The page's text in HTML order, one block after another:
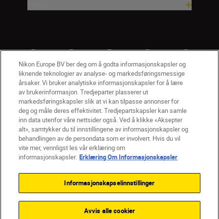
NO Nikon Sites
Kontakt oss Personvernerklæring
Vilkår og betingelser for Nikon Store
Erklæring Om Informasjonskapsler
Tilgjengelighet
Innstillinger for informasjonskapsler
Nikon Europe BV ber deg om å godta informasjonskapsler og
liknende teknologier av analyse- og markedsføringsmessige
årsaker. Vi bruker analytiske informasjonskapsler for å lære
av brukerinformasjon. Tredjeparter plasserer ut
markedsføringskapsler slik at vi kan tilpasse annonser for
deg og måle deres effektivitet. Tredjepartskapsler kan samle
inn data utenfor våre nettsider også. Ved å klikke «Aksepter
alt», samtykker du til innstillingene av informasjonskapsler og
behandlingen av de persondata som er involvert. Hvis du vil
vite mer, vennligst les vår erklæring om
informasjonskapsler. Erklæring Om Informasjonskapsler
Informasjonskapselinnstillinger
Avvis alle cookier